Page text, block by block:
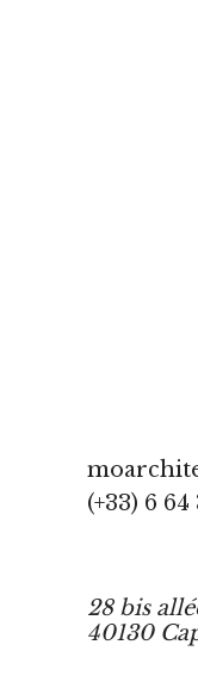
(+33) 6 64
28 bis
40130